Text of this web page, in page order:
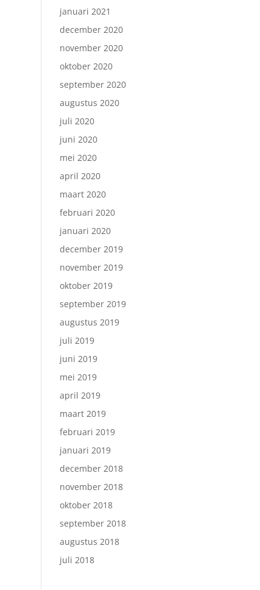
januari 2021
december 2020
november 2020
oktober 2020
september 2020
augustus 2020
juli 2020
juni 2020
mei 2020
april 2020
maart 2020
februari 2020
januari 2020
december 2019
november 2019
oktober 2019
september 2019
augustus 2019
juli 2019
juni 2019
mei 2019
april 2019
maart 2019
februari 2019
januari 2019
december 2018
november 2018
oktober 2018
september 2018
augustus 2018
juli 2018